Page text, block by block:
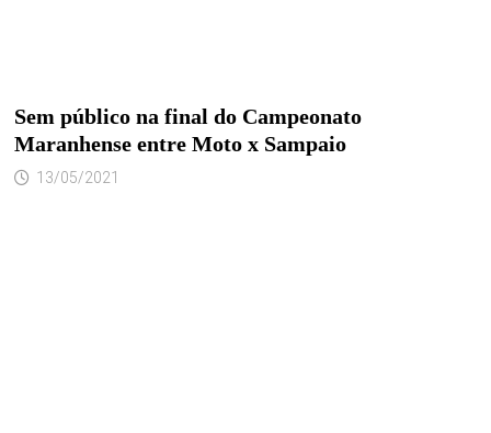
Sem público na final do Campeonato
Maranhense entre Moto x Sampaio
13/05/2021